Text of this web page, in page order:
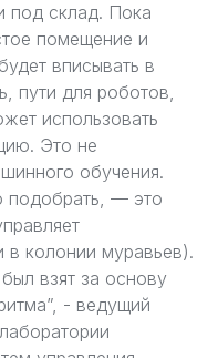
под склад. Пока
помещение и
вписывать в
пути для роботов,
использовать
Это не
обучения.
подобрать, — это
в колонии муравьев).
взят за основу
- ведущий